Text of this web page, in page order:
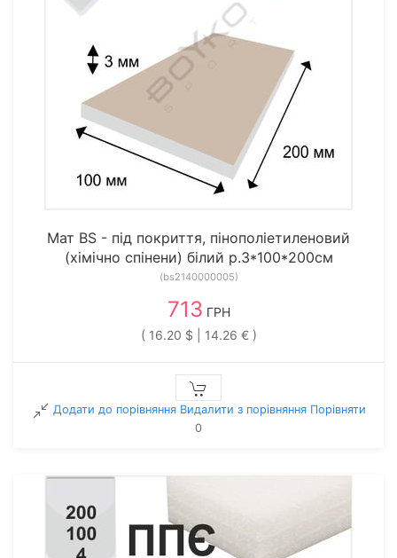
Мат BS - під покриття, пінополіетиленовий
(хімічно спінени) білий р.3*100*200см
(bs2140000005)
713 ГРН
( 16.20 $ | 14.26 € )
Додати до порівняння Видалити з порiвняння Порівняти
0